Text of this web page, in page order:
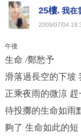
25樓. 我在
2009/07/04 18:
午後
生命 /鄭愁予
滑落過長空的下坡
正乘夜雨的微涼
待投擲的生命如雨
夠了 生命如此的短